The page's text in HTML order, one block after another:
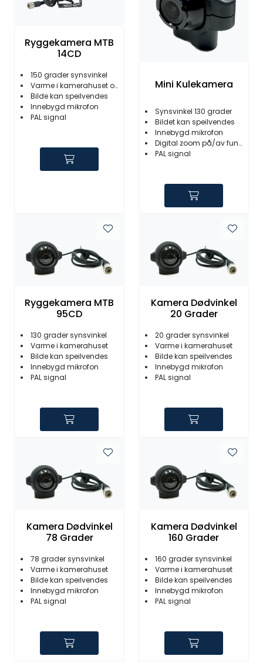
Ryggekamera MTB
14CD
150 grader synsvinkel
Varme i kamerahuset og linse
Bilde kan speilvendes
Innebygd mikrofon
PAL signal
Mini Kulekamera
Synsvinkel 130 grader
Bildet kan speilvendes
Innebygd mikrofon
Digital zoom på/av funksjon
PAL signal
Ryggekamera MTB
95CD
130 grader synsvinkel
Varme i kamerahuset
Bilde kan speilvendes
Innebygd mikrofon
PAL signal
Kamera Dødvinkel
20 Grader
20 grader synsvinkel
Varme i kamerahuset
Bilde kan speilvendes
Innebygd mikrofon
PAL signal
Kamera Dødvinkel
78 Grader
78 grader synsvinkel
Varme i kamerahuset
Bilde kan speilvendes
Innebygd mikrofon
PAL signal
Kamera Dødvinkel
160 Grader
160 grader synsvinkel
Varme i kamerahuset
Bilde kan speilvendes
Innebygd mikrofon
PAL signal